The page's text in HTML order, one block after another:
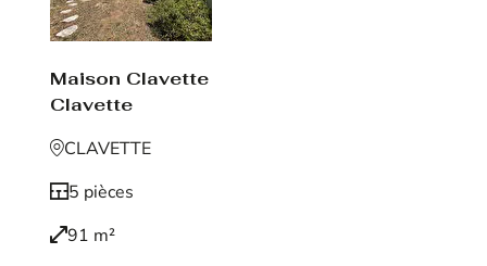
Maison Clavette
Clavette
CLAVETTE
5 pièces
91 m²